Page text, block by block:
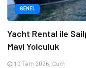
GENEL
Yacht Rental ile
Mavi Yolculuk
10 Tem 2026, Cum